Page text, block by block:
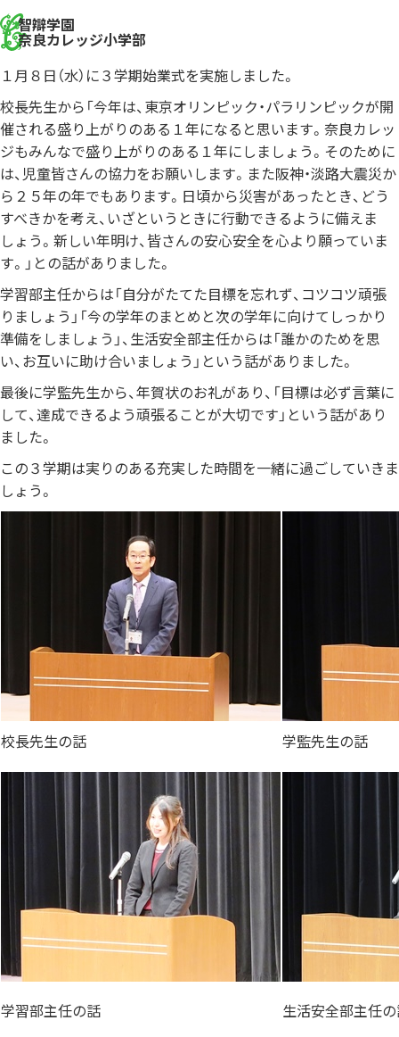
智辯学園
奈良カレッジ小学部
１月８日（水）に３学期始業式を実施しました。
校長先生から「今年は、東京オリンピック・パラリンピックが開
催される盛り上がりのある１年になると思います。奈良カレッ
ジもみんなで盛り上がりのある１年にしましょう。そのために
は、児童皆さんの協力をお願いします。また阪神・淡路大震災か
ら２５年の年でもあります。日頃から災害があったとき、どう
すべきかを考え、いざというときに行動できるように備えま
しょう。新しい年明け、皆さんの安心安全を心より願っていま
す。」との話がありました。
学習部主任からは「自分がたてた目標を忘れず、コツコツ頑張
りましょう」「今の学年のまとめと次の学年に向けてしっかり
準備をしましょう」、生活安全部主任からは「誰かのためを思
い、お互いに助け合いましょう」という話がありました。
最後に学監先生から、年賀状のお礼があり、「目標は必ず言葉に
して、達成できるよう頑張ることが大切です」という話があり
ました。
この３学期は実りのある充実した時間を一緒に過ごしていきま
しょう。
校長先生の話 学監先生の話
学習部主任の話 生活安全部主任